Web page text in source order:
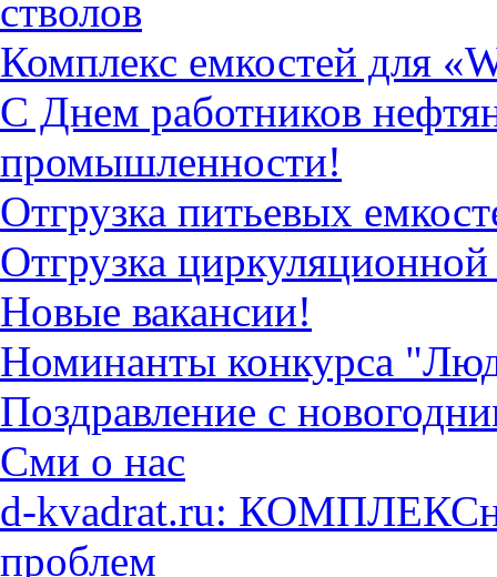
стволов
Комплекс емкостей для
С Днем работников
промышленности!
Отгрузка питьевых
Отгрузка
Новые вакансии!
Номинанты конкурса
Поздравление с
Сми о нас
d-kvadrat.ru:
проблем